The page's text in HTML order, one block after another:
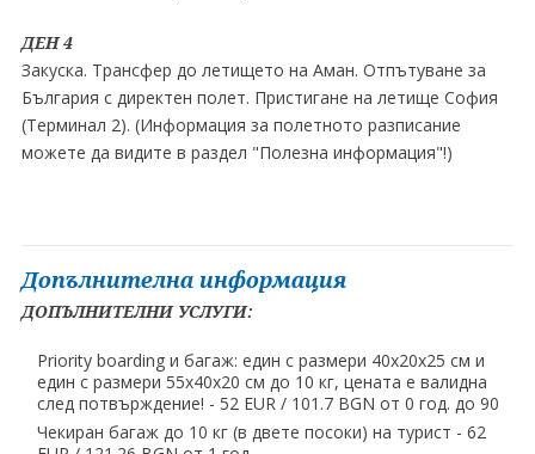
ДЕН 4
Закуска. Трансфер до летището на Аман. Отпътуване за
България с директен полет. Пристигане на летище София
(Терминал 2). (Информация за полетното разписание
можете да видите в раздел "Полезна информация"!)
Допълнителна информация
ДОПЪЛНИТЕЛНИ УСЛУГИ:
Priority boarding и багаж: един с размери 40х20х25 см и
един с размери 55х40х20 см до 10 кг, цената е валидна
след потвърждение! - 52 EUR ∕ 101.7 BGN от 0 год. до 90
Чекиран багаж до 10 кг (в двете посоки) на турист - 62